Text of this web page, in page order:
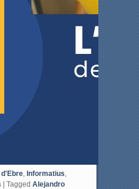
d'Ebre, Informatius,
Tagged Alejandro